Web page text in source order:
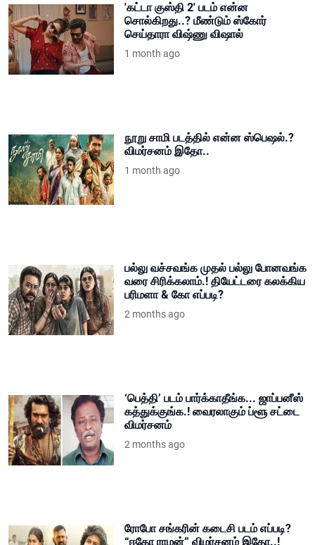
'கட்டா குஸ்தி 2' படம் என்ன
சொல்கிறது..? மீண்டும் ஸ்கோர்
செய்தாரா விஷ்ணு விஷால்
1 month ago
நூறு சாமி படத்தில் என்ன ஸ்பெஷல்.?
விமர்சனம் இதோ..
1 month ago
பல்லு வச்சவங்க முதல் பல்லு போனவங்க
வரை சிரிக்கலாம்.! தியேட்டரை கலக்கிய
பரிமளா & கோ எப்படி?
2 months ago
‘பெத்தி’ படம் பார்க்காதீங்க... ஜாப்பனீஸ்
கத்துக்குங்க.! வைரலாகும் ப்ளூ சட்டை
விமர்சனம்
2 months ago
ரோபோ சங்கரின் கடைசி படம் எப்படி?
“ஈகோ ராமன்” விமர்சனம் இதோ..!